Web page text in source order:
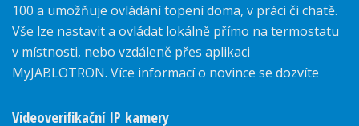
100 a umožňuje ovládání topení doma, v práci či chatě.
Vše lze nastavit a ovládat lokálně přímo na termostatu
v místnosti, nebo vzdáleně přes aplikaci
MyJABLOTRON. Více informací o novince se dozvíte
Videoverifikační IP kamery